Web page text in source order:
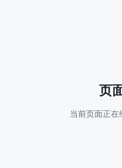
页
当前页面正在